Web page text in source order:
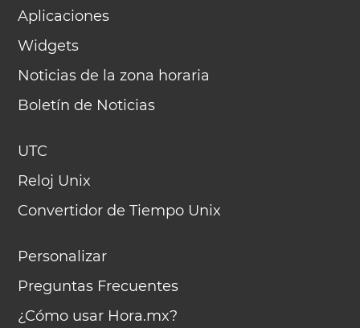
Aplicaciones
Widgets
Noticias de la zona horaria
Boletín de Noticias
UTC
Reloj Unix
Convertidor de Tiempo Unix
Personalizar
Preguntas Frecuentes
¿Cómo usar Hora.mx?